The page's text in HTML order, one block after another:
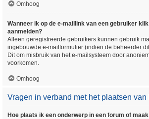
Omhoog
Wanneer ik op de e-maillink van een gebruiker
aanmelden?
Alleen geregistreerde gebruikers kunnen gebruik
ingebouwde e-mailformulier (indien de beheerder
Dit om misbruik van het e-mailsysteem door
voorkomen.
Omhoog
Vragen in verband met het plaatsen van
Hoe plaats ik een onderwerp in een forum of